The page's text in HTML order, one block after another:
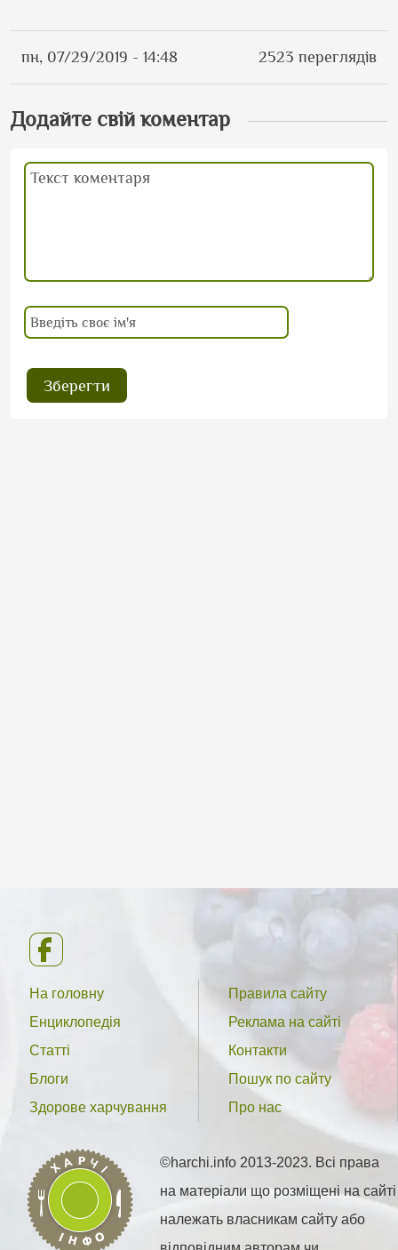
пн, 07/29/2019 - 14:48 2523 переглядів
Додайте свій коментар
На головну
Енциклопедія
Статті
Блоги
Здорове харчування
Правила сайту
Реклама на сайті
Контакти
Пошук по сайту
Про нас
©harchi.info 2013-2023. Всі права
на матеріали що розміщені на сайті
належать власникам сайту або